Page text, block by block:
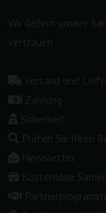
Wir liefern unsere
vertrauen.
Versand und
Zahlung
Sicherheit
Prüfen Sie Ihren
Newsletter
Kostenlose
Partnerprogramm